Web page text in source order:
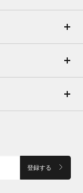
登録する